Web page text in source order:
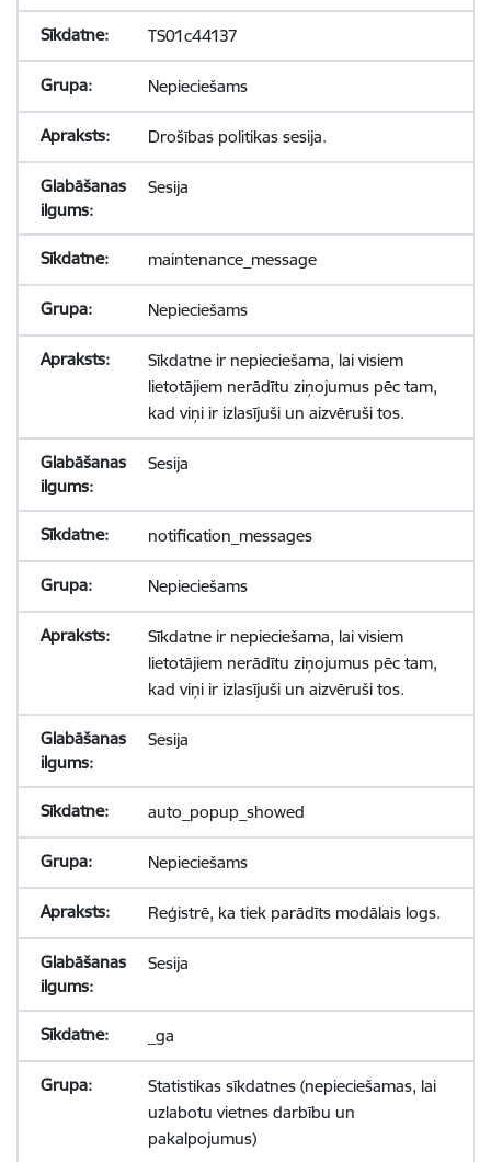
TS01c44137
Nepieciešams
Drošības politikas sesija.
Sesija
maintenance_message
Nepieciešams
Sīkdatne ir nepieciešama, lai visiem
lietotājiem nerādītu ziņojumus pēc tam,
kad viņi ir izlasījuši un aizvēruši tos.
Sesija
notification_messages
Nepieciešams
Sīkdatne ir nepieciešama, lai visiem
lietotājiem nerādītu ziņojumus pēc tam,
kad viņi ir izlasījuši un aizvēruši tos.
Sesija
auto_popup_showed
Nepieciešams
Reģistrē, ka tiek parādīts modālais logs.
Sesija
_ga
Statistikas sīkdatnes (nepieciešamas, lai
uzlabotu vietnes darbību un
pakalpojumus)